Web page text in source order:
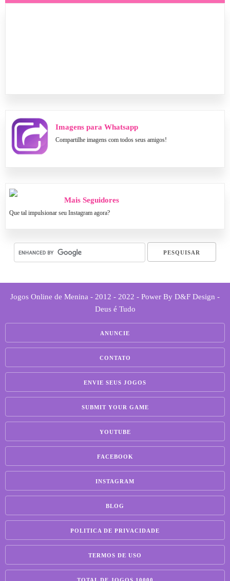
Imagens para Whatsapp
Compartilhe imagens com todos seus amigos!
Mais Seguidores
Que tal impulsionar seu Instagram agora?
Jogos Online de Menina - 2012 - 2022 - Power By D&F Design -
Deus é Tudo
ANUNCIE
CONTATO
ENVIE SEUS JOGOS
SUBMIT YOUR GAME
YOUTUBE
FACEBOOK
INSTAGRAM
BLOG
POLITICA DE PRIVACIDADE
TERMOS DE USO
TOTAL DE JOGOS 10000